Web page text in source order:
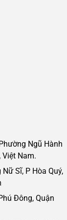
Ngũ Hành
Nam.
Sĩ, P Hòa Quý,
Đông, Quận